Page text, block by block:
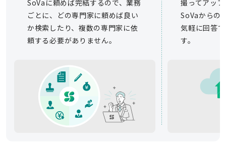
SoVaに頼めば完結するので、業務
ごとに、どの専門家に頼めば良い
か検索したり、複数の専門家に依
頼する必要がありません。
撮ってアッ
SoVaからの
気軽に回答
す。